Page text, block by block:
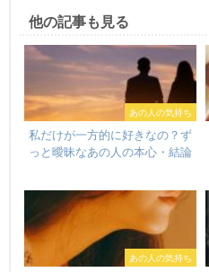
他の記事も見る
あの人の気持ち
私だけが一方的に好きなの？ず
っと曖昧なあの人の本心・結論
あの人の気持ち